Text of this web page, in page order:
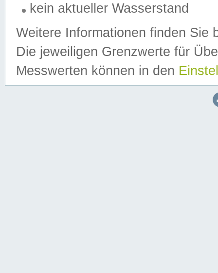
kein aktueller Wasserstand
Weitere Informationen finden Sie
Die jeweiligen Grenzwerte für
Messwerten können in den